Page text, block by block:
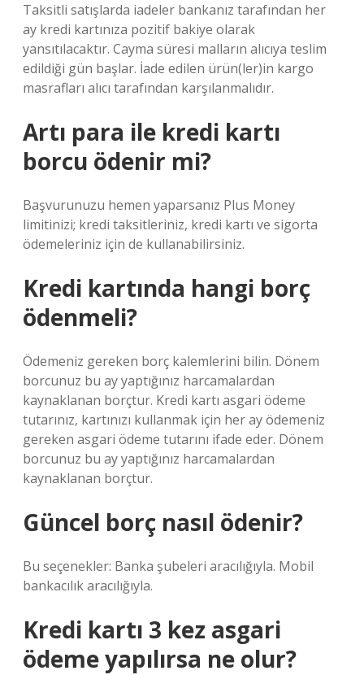
Taksitli satışlarda iadeler bankanız tarafından her
ay kredi kartınıza pozitif bakiye olarak
yansıtılacaktır. Cayma süresi malların alıcıya teslim
edildiği gün başlar. İade edilen ürün(ler)in kargo
masrafları alıcı tarafından karşılanmalıdır.
Artı para ile kredi kartı
borcu ödenir mi?
Başvurunuzu hemen yaparsanız Plus Money
limitinizi; kredi taksitleriniz, kredi kartı ve sigorta
ödemeleriniz için de kullanabilirsiniz.
Kredi kartında hangi borç
ödenmeli?
Ödemeniz gereken borç kalemlerini bilin. Dönem
borcunuz bu ay yaptığınız harcamalardan
kaynaklanan borçtur. Kredi kartı asgari ödeme
tutarınız, kartınızı kullanmak için her ay ödemeniz
gereken asgari ödeme tutarını ifade eder. Dönem
borcunuz bu ay yaptığınız harcamalardan
kaynaklanan borçtur.
Güncel borç nasıl ödenir?
Bu seçenekler: Banka şubeleri aracılığıyla. Mobil
bankacılık aracılığıyla.
Kredi kartı 3 kez asgari
ödeme yapılırsa ne olur?